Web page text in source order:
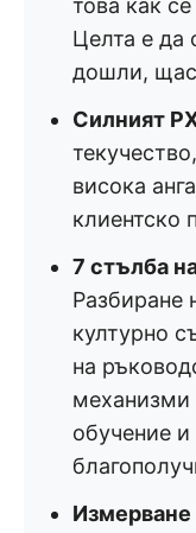
това как
Целта е да
дошли,
Силният
висока
клиентско
7 стълба
Разбиране
културно
на
механизми
обучение и
Измерване